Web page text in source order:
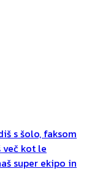
s šolo, faksom
več kot le
super ekipo in